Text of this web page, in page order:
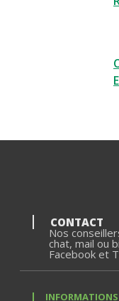
CONTACT
Nos
chat, mail ou
Facebook et
INFORMATIONS